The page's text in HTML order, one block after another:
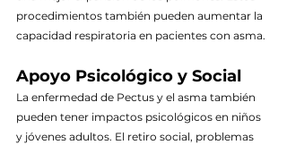
procedimientos también pueden aumentar la
capacidad respiratoria en pacientes con asma.
Apoyo Psicológico y Social
La enfermedad de Pectus y el asma también
pueden tener impactos psicológicos en niños
y jóvenes adultos. El retiro social, problemas